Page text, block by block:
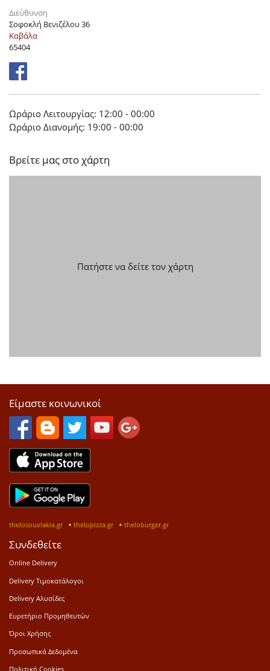
Διεύθυνση
Σοφοκλή Βενιζέλου 36
Καβάλα
65404
Ωράριο Λειτουργίας: 12:00 - 00:00
Ωράριο Διανομής: 19:00 - 00:00
Βρείτε μας στο χάρτη
Πατήστε να δείτε τον χάρτη
Είμαστε κοινωνικοί
thelosouvlakia.gr thelopizza.gr theloburger.gr
Συνδεθείτε
Online Delivery
Delivery Τιμοκατάλογοι
Delivery Αλυσίδες
Ευρετήριο Προμηθευτών
Όροι Χρήσης
Προσωπικά Δεδομένα
Πολιτική Cookies